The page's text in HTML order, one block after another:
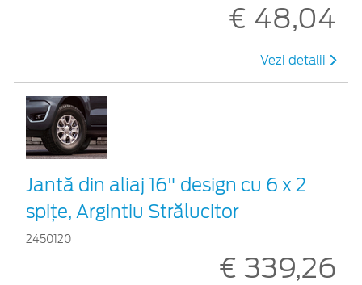
€ 48,04
Vezi detalii
Jantă din aliaj 16" design cu 6 x 2
spiţe, Argintiu Strălucitor
2450120
€ 339,26